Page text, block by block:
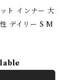
ト インナー 大
デイリー S M